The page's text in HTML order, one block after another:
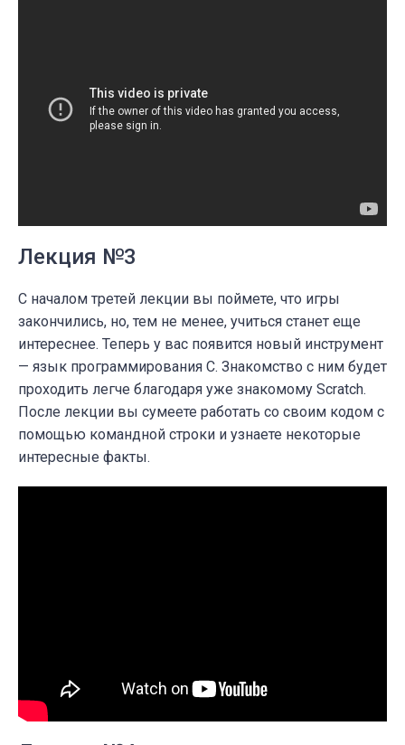
Лекция №3
С началом третей лекции вы поймете, что игры
закончились, но, тем не менее, учиться станет еще
интереснее. Теперь у вас появится новый инструмент
— язык программирования C. Знакомство с ним будет
проходить легче благодаря уже знакомому Scratch.
После лекции вы сумеете работать со своим кодом с
помощью командной строки и узнаете некоторые
интересные факты.